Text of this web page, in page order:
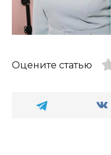
Оцените статью